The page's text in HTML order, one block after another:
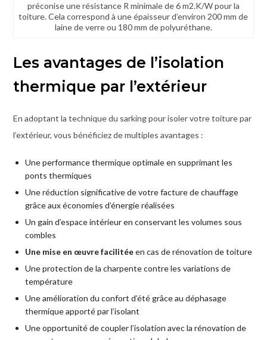
préconise une résistance R minimale de 6 m2.K/W pour la
toiture. Cela correspond à une épaisseur d’environ 200 mm de
laine de verre ou 180 mm de polyuréthane.
Les avantages de l’isolation
thermique par l’extérieur
En adoptant la technique du sarking pour isoler votre toiture par
l’extérieur, vous bénéficiez de multiples avantages :
Une performance thermique optimale en supprimant les
ponts thermiques
Une réduction significative de votre facture de chauffage
grâce aux économies d’énergie réalisées
Un gain d’espace intérieur en conservant les volumes sous
combles
Une mise en œuvre facilitéeen cas de rénovation de toiture
Une protection de la charpente contre les variations de
température
Une amélioration du confort d’été grâce au déphasage
thermique apporté par l’isolant
Une opportunité de coupler l’isolation avec la rénovation de